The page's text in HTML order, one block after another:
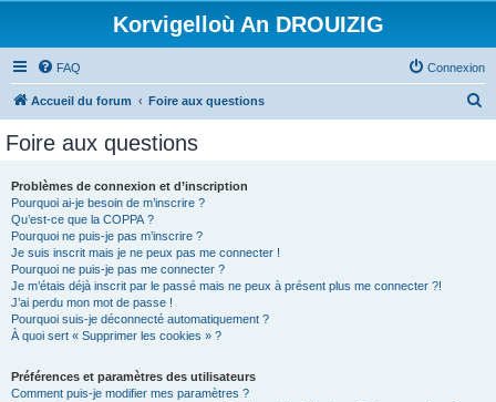
Korvigelloù An DROUIZIG
FAQ Connexion
Accueil du forum Foire aux questions
Foire aux questions
Problèmes de connexion et d’inscription
Pourquoi ai-je besoin de m’inscrire ?
Qu’est-ce que la COPPA ?
Pourquoi ne puis-je pas m’inscrire ?
Je suis inscrit mais je ne peux pas me connecter !
Pourquoi ne puis-je pas me connecter ?
Je m’étais déjà inscrit par le passé mais ne peux à présent plus me connecter ?!
J’ai perdu mon mot de passe !
Pourquoi suis-je déconnecté automatiquement ?
À quoi sert « Supprimer les cookies » ?
Préférences et paramètres des utilisateurs
Comment puis-je modifier mes paramètres ?